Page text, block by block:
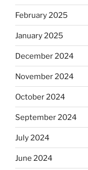
February 2025
January 2025
December 2024
November 2024
October 2024
September 2024
July 2024
June 2024